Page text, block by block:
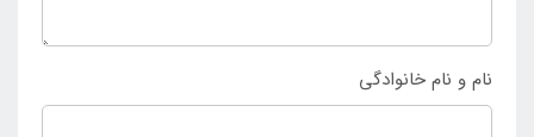
نام و نام خانوادگی